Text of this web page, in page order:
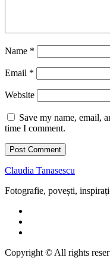
Name *
Email *
Website
Save my name, email,
time I comment.
Claudia Tanasescu
Fotografie, povești,
Copyright © All rights